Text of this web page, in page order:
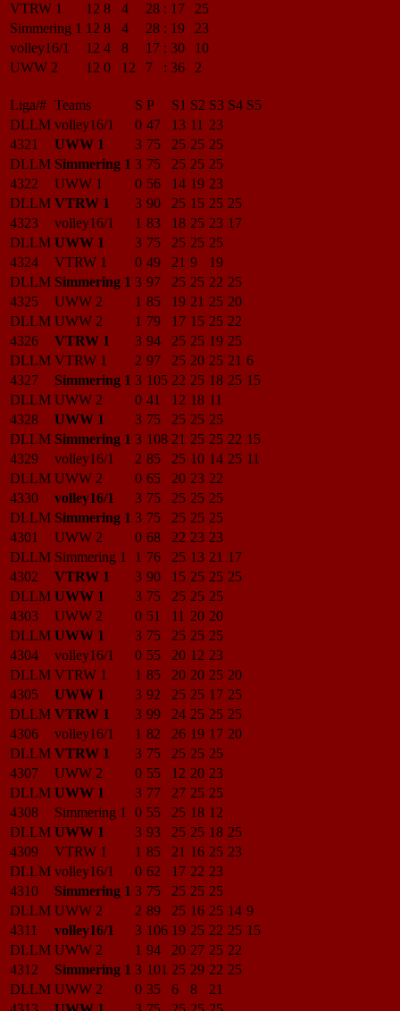
VTRW 1
12 8 4 28 : 17
25
Simmering 1 12 8 4 28 : 19
23
volley16/1
12 4 8 17 : 30
10
UWW 2
12 0 12 7 : 36 2
Liga/# Teams S P S1 S2 S3 S4 S5
DLLM volley16/1 0 47 13 11 23
4321
UWW 1 3 75 25 25 25
DLLM Simmering 1 3 75 25 25 25
4322
UWW 1 0 56 14 19 23
DLLM VTRW 1 3 90 25 15 25 25
4323
volley16/1 1 83 18 25 23 17
DLLM UWW 1 3 75 25 25 25
4324
VTRW 1 0 49 21 9
19
DLLM Simmering 1 3 97 25 25 22 25
4325
UWW 2 1 85 19 21 25 20
DLLM UWW 2 1 79 17 15 25 22
4326
VTRW 1 3 94 25 25 19 25
DLLM VTRW 1 2 97 25 20 25 21 6
4327
Simmering 1 3 105 22 25 18 25 15
DLLM UWW 2 0 41 12 18 11
4328
UWW 1 3 75 25 25 25
DLLM Simmering 1 3 108 21 25 25 22 15
4329
volley16/1 2 85 25 10 14 25 11
DLLM UWW 2 0 65 20 23 22
4330
volley16/1 3 75 25 25 25
DLLM Simmering 1 3 75 25 25 25
4301
UWW 2 0 68 22 23 23
DLLM Simmering 1 1 76 25 13 21 17
4302
VTRW 1 3 90 15 25 25 25
DLLM UWW 1 3 75 25 25 25
4303
UWW 2 0 51 11 20 20
DLLM UWW 1 3 75 25 25 25
4304
volley16/1 0 55 20 12 23
DLLM VTRW 1 1 85 20 20 25 20
4305
UWW 1 3 92 25 25 17 25
DLLM VTRW 1 3 99 24 25 25 25
4306
volley16/1 1 82 26 19 17 20
DLLM VTRW 1 3 75 25 25 25
4307
UWW 2 0 55 12 20 23
DLLM UWW 1 3 77 27 25 25
4308
Simmering 1 0 55 25 18 12
DLLM UWW 1 3 93 25 25 18 25
4309
VTRW 1 1 85 21 16 25 23
DLLM volley16/1 0 62 17 22 23
4310
Simmering 1 3 75 25 25 25
DLLM UWW 2 2 89 25 16 25 14 9
4311
volley16/1 3 106 19 25 22 25 15
DLLM UWW 2 1 94 20 27 25 22
4312
Simmering 1 3 101 25 29 22 25
DLLM UWW 2 0 35 6 8
21